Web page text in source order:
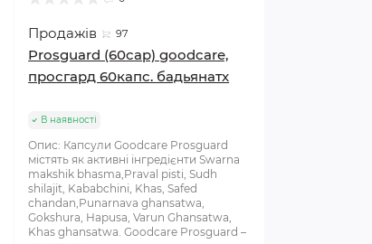
Продажів 97
Prosguard (60cap) goodcare,
просгард 60капс. бадьянатх
В наявності
Опис: Капсули Goodcare Prosguard
містять як активні інгредієнти Swarna
makshik bhasma,Praval pisti, Sudh
shilajit, Kababchini, Khas, Safed
chandan,Punarnava ghansatwa,
Gokshura, Hapusa, Varun Ghansatwa,
Khas ghansatwa. Goodcare Prosguard –